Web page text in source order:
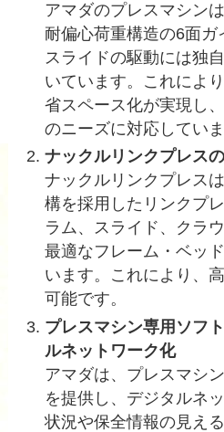
アマダのプレスマシン
耐偏心荷重構造の6面ガ
スライドの駆動には独
いています。これによ
省スペース化が実現し
のニーズに対応していま
ナックルリンクプレス
ナックルリンクプレス
構を採用したリンクプ
ラム、スライド、クラ
最適なフレーム・ベッ
います。これにより、
可能です。
プレスマシン専用ソフ
ルネットワーク化
アマダは、プレスマシ
を提供し、デジタルネ
状況や保全情報の見え